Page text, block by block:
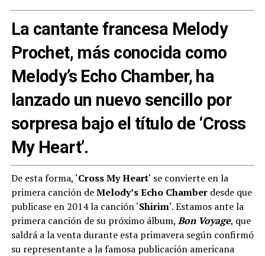
La cantante francesa Melody
Prochet, más conocida como
Melody’s Echo Chamber, ha
lanzado un nuevo sencillo por
sorpresa bajo el título de ‘Cross
My Heart’.
De esta forma, ‘Cross My Heart‘ se convierte en la
primera canción deMelody’s Echo Chamberdesde que
publicase en 2014 la canción ‘Shirim‘. Estamos ante la
primera canción de su próximo álbum, Bon Voyage, que
saldrá a la venta durante esta primavera según confirmó
su representante a la famosa publicación americana